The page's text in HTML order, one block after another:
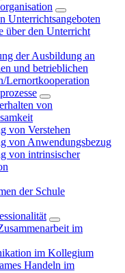
Unterrichtsangeboten
über den Unterricht
der Ausbildung an
und betrieblichen
Lernortkooperation
von
von Verstehen
von Anwendungsbezug
von intrinsischer
der Schule
im
im Kollegium
Handeln im